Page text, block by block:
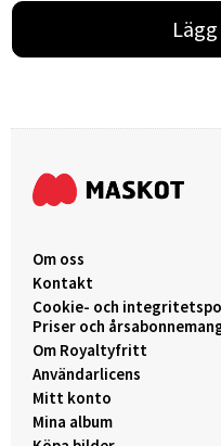
Om oss
Kontakt
Cookie- och
Priser och
Om Royaltyfritt
Användarlicens
Mitt konto
Mina album